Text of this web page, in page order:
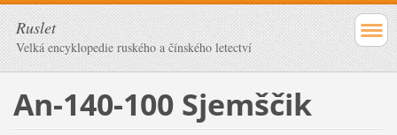
Ruslet
Velká encyklopedie ruského a čínského letectví
An-140-100 Sjemščik